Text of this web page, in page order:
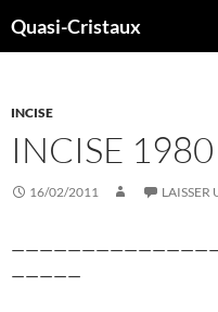
auQuasi-Cristaux
INCISE
INCISE 1980
16/02/2011 LAISSER
—————